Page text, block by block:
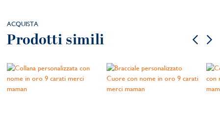
ACQUISTA
Prodotti simili